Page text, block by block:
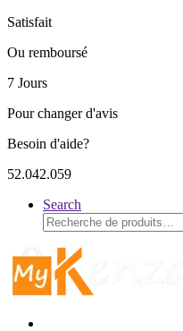
Satisfait
Ou remboursé
7 Jours
Pour changer d'avis
Besoin d'aide?
52.042.059
Search
Recherche
pour :